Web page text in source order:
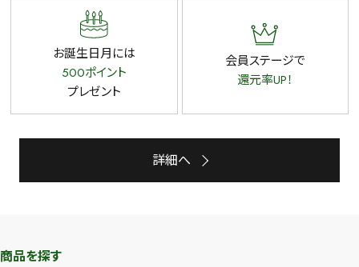
お誕生日月には
500ポイント
プレゼント
会員ステージで
還元率UP！
詳細へ
商品を探す